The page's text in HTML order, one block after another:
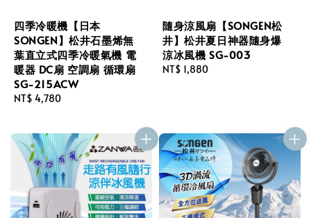
四季冷暖機【日本
SONGEN】松井石墨烯無
葉直立式四季冷暖氣機 電
暖器 DC扇 空調扇 循環扇
SG-215ACW
Regular
NT$ 4,780
隨身涼風扇【SONGEN松
井】松井夏日神器隨身爆
涼冰風機 SG-003
Regular
NT$ 1,880